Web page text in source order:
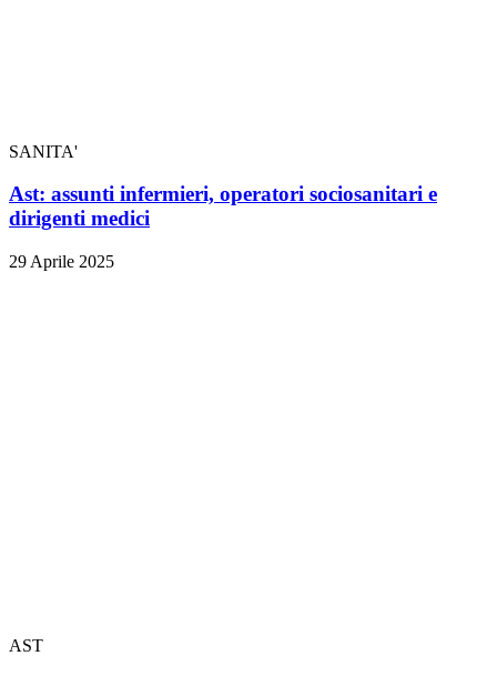
SANITA'
Ast: assunti infermieri, operatori sociosanitari e
dirigenti medici
29 Aprile 2025
AST